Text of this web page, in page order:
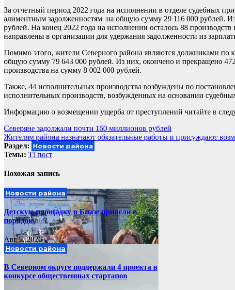
За отчетный период 2022 года на исполнении в отделе судебных
алиментным задолженностям на общую сумму 29 116 000 рублей.
рублей. На конец 2022 года на исполнении осталось 88
направлены в организации для удержания задолженности из
Помимо этого, жители Северного района являются должниками по
общую сумму 79 643 000 рублей. Из них, окончено и прекращено
производства на сумму 8 002 000 рублей.
Также, 44 исполнительных производства возбуждены по
исполнительных производств, возбужденных на основании
Информацию о возмещении ущерба от преступлений читайте в
Навигация
по
записям
Северяне задолжали почти 160 миллионов рублей
Жителям района назначают обязательные работы и присуждают
Раздел: Новости района
Темы: ТГпост
Похожая запись
Новости района
Детскую площадку в Биазе привели в
порядок
Авг 5, 2026
Новости района
В Северном округе поддержали 4 проекта в
конкурсе общественных стартапов